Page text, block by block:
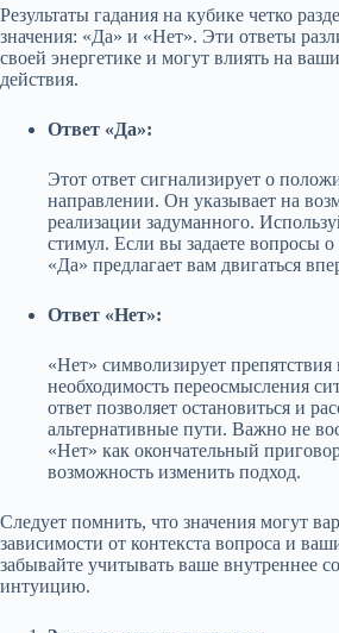
Результаты гадания на кубике четко
значения: «Да» и «Нет». Эти ответы
своей энергетике и могут влиять на
действия.
Ответ «Да»:
Этот ответ сигнализирует о
направлении. Он указывает на
реализации задуманного.
стимул. Если вы задаете вопросы
«Да» предлагает вам двигаться
Ответ «Нет»:
«Нет» символизирует препятствия
необходимость переосмысления
ответ позволяет остановиться и
альтернативные пути. Важно не
«Нет» как окончательный
возможность изменить подход.
Следует помнить, что значения могут
зависимости от контекста вопроса и
забывайте учитывать ваше внутреннее
интуицию.